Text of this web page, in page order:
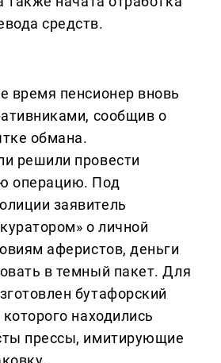
средств.
время пенсионер вновь
сообщив о
обмана.
решили провести
операцию. Под
заявитель
о личной
аферистов, деньги
в темный пакет. Для
бутафорский
находились
прессы, имитирующие